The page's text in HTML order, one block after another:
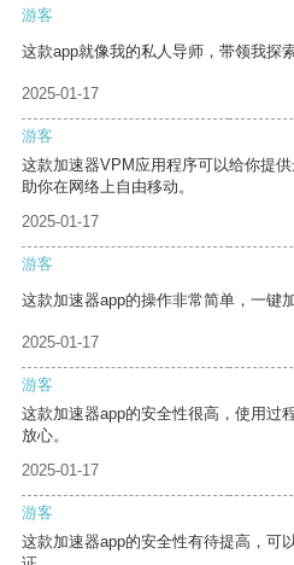
游客
这款app就像我的私人导师，带领我探
2025-01-17
游客
这款加速器VPM应用程序可以给你提
助你在网络上自由移动。
2025-01-17
游客
这款加速器app的操作非常简单，一键
2025-01-17
游客
这款加速器app的安全性很高，使用过
放心。
2025-01-17
游客
这款加速器app的安全性有待提高，可